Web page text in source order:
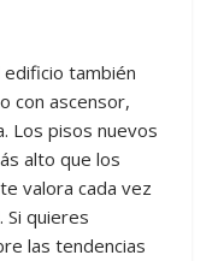
edificio también
con ascensor,
Los pisos nuevos
alto que los
valora cada vez
Si quieres
las tendencias